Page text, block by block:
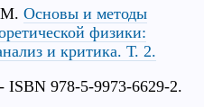
Основы и методы
физики:
и критика. Т. 2.
ISBN 978-5-9973-6629-2.